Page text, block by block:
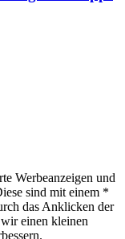
Werbeanzeigen und
sind mit einem *
das Anklicken der
einen kleinen